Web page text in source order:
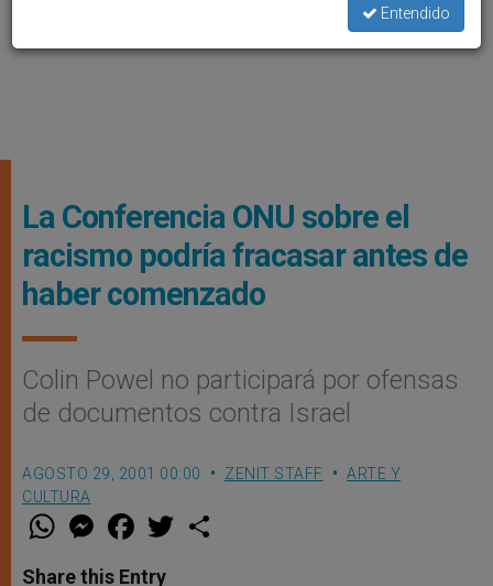
La Conferencia ONU sobre el
racismo podría fracasar antes de
haber comenzado
Colin Powel no participará por ofensas
de documentos contra Israel
AGOSTO 29, 2001 00:00 ZENIT STAFF
ARTE Y
CULTURA
W
t
M
e
s
F
a
e
w
Share this Entry
Entendido